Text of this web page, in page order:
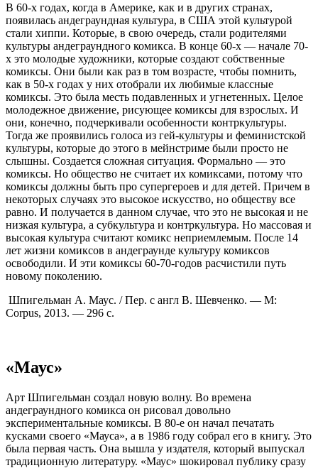
В 60-х годах, когда в Америке, как и в других странах,
появилась андеграундная культура, в США этой культурой
стали хиппи. Которые, в свою очередь, стали родителями
культуры андеграундного комикса. В конце 60-х — начале 70-
х это молодые художники, которые создают собственные
комиксы. Они были как раз в том возрасте, чтобы помнить,
как в 50-х годах у них отобрали их любимые классные
комиксы. Это была месть подавленных и угнетенных. Целое
молодежное движение, рисующее комиксы для взрослых. И
они, конечно, подчеркивали особенности контркультуры.
Тогда же проявились голоса из гей-культуры и феминистской
культуры, которые до этого в мейнстриме были просто не
слышны. Создается сложная ситуация. Формально — это
комиксы. Но общество не считает их комиксами, потому что
комиксы должны быть про супергероев и для детей. Причем в
некоторых случаях это высокое искусство, но обществу все
равно. И получается в данном случае, что это не высокая и не
низкая культура, а субкультура и контркультура. Но массовая и
высокая культура считают комикс неприемлемым. После 14
лет жизни комиксов в андеграунде культуру комиксов
освободили. И эти комиксы 60-70-годов расчистили путь
новому поколению.
Шпигельман А. Маус. / Пер. с англ В. Шевченко. — М:
Corpus, 2013. — 296 с.
«Маус»
Арт Шпигельман создал новую волну. Во времена
андеграундного комикса он рисовал довольно
экспериментальные комиксы. В 80-е он начал печатать
кусками своего «Мауса», а в 1986 году собрал его в книгу. Это
была первая часть. Она вышла у издателя, который выпускал
традиционную литературу. «Маус» шокировал публику сразу